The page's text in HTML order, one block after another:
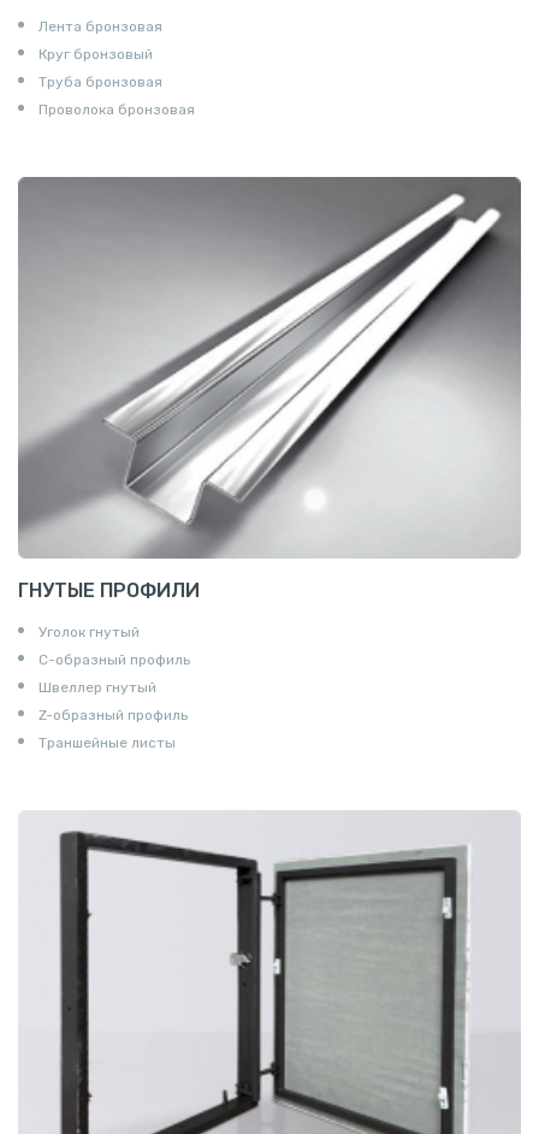
Лента бронзовая
Круг бронзовый
Труба бронзовая
Проволока бронзовая
ГНУТЫЕ ПРОФИЛИ
Уголок гнутый
С-образный профиль
Швеллер гнутый
Z-образный профиль
Траншейные листы